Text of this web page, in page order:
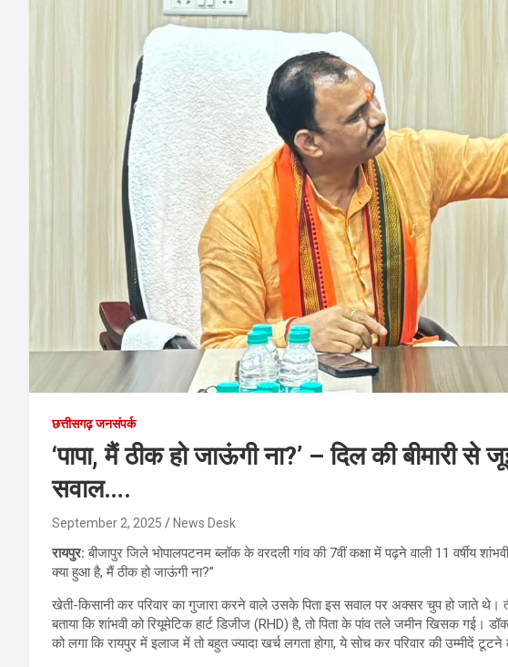
छत्तीसगढ़ जनसंपर्क
‘पापा, मैं ठीक हो जाऊंगी ना?’ – दिल की बीमारी से
सवाल….
September 2, 2025 News Desk
रायपुर: बीजापुर जिले भोपालपटनम ब्लॉक के वरदली गांव की 7वीं कक्षा में पढ़ने वाली 11 वर्षीय
क्या हुआ है, मैं ठीक हो जाऊंगी ना?”
खेती-किसानी कर परिवार का गुजारा करने वाले उसके पिता इस सवाल पर अक्सर चुप हो जाते थे।
बताया कि शांभवी को रियूमेटिक हार्ट डिजीज (RHD) है, तो पिता के पांव तले जमीन खिसक गई।
को लगा कि रायपुर में इलाज में तो बहुत ज्यादा खर्च लगता होगा, ये सोच कर परिवार की उम्मीदें टूटने